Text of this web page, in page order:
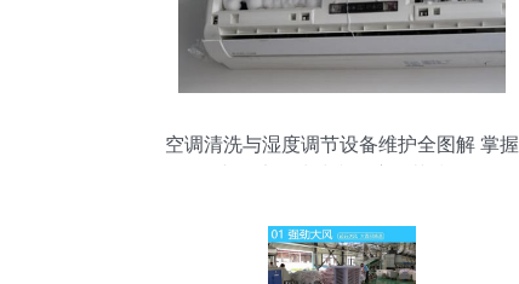
空调清洗与湿度调节设备维护全图解 掌握